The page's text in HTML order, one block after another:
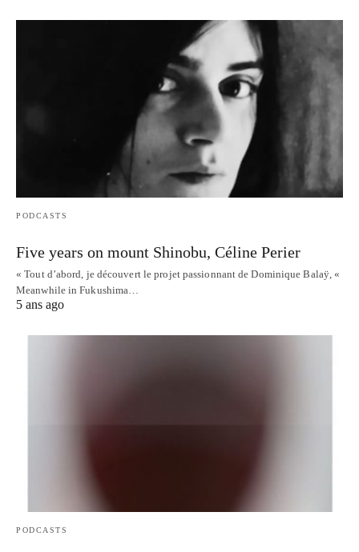
PODCASTS
Five years on mount Shinobu, Céline Perier
« Tout d’abord, je découvert le projet passionnant de Dominique Balaÿ, «
Meanwhile in Fukushima…
5 ans ago
PODCASTS